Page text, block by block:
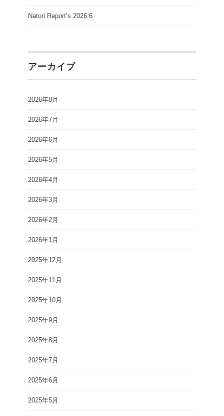
Natori Report’s 2026.6
アーカイブ
2026年8月
2026年7月
2026年6月
2026年5月
2026年4月
2026年3月
2026年2月
2026年1月
2025年12月
2025年11月
2025年10月
2025年9月
2025年8月
2025年7月
2025年6月
2025年5月